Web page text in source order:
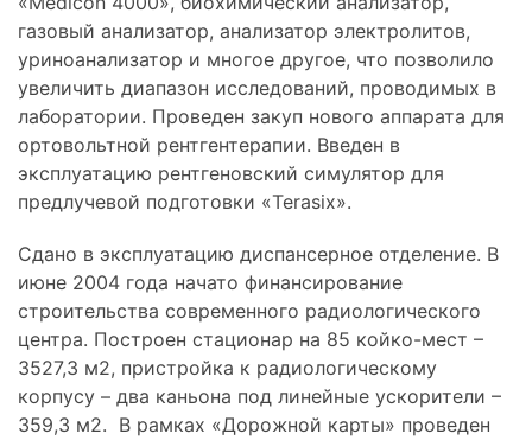
газовый анализатор, анализатор электролитов,
уриноанализатор и многое другое, что позволило
увеличить диапазон исследований, проводимых в
лаборатории. Проведен закуп нового аппарата для
ортовольтной рентгентерапии. Введен в
эксплуатацию рентгеновский симулятор для
предлучевой подготовки «Terasix».
Сдано в эксплуатацию диспансерное отделение. В
июне 2004 года начато финансирование
строительства современного радиологического
центра. Построен стационар на 85 койко-мест –
3527,3 м2, пристройка к радиологическому
корпусу – два каньона под линейные ускорители –
359,3 м2. В рамках «Дорожной карты» проведен